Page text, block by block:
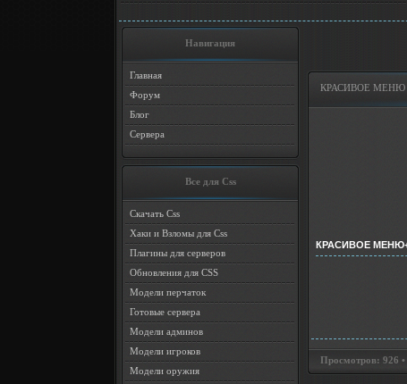
Навигация
Главная
Форум
Блог
Сервера
Все для Css
Скачать Css
Хаки и Взломы для Css
Плагины для серверов
Обновления для CSS
Модели перчаток
Готовые сервера
Модели админов
Модели игроков
Модели оружия
КРАСИВОЕ МЕНЮ
КРАСИВОЕ
Просмотров: 926 •